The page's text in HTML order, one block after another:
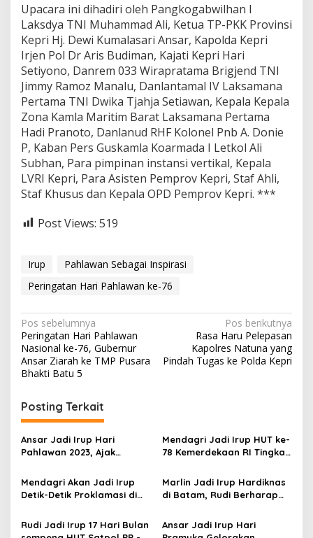
Upacara ini dihadiri oleh Pangkogabwilhan I
Laksdya TNI Muhammad Ali, Ketua TP-PKK Provinsi
Kepri Hj. Dewi Kumalasari Ansar, Kapolda Kepri
Irjen Pol Dr Aris Budiman, Kajati Kepri Hari
Setiyono, Danrem 033 Wirapratama Brigjend TNI
Jimmy Ramoz Manalu, Danlantamal IV Laksamana
Pertama TNI Dwika Tjahja Setiawan, Kepala Kepala
Zona Kamla Maritim Barat Laksamana Pertama
Hadi Pranoto, Danlanud RHF Kolonel Pnb A. Donie
P, Kaban Pers Guskamla Koarmada I Letkol Ali
Subhan, Para pimpinan instansi vertikal, Kepala
LVRI Kepri, Para Asisten Pemprov Kepri, Staf Ahli,
Staf Khusus dan Kepala OPD Pemprov Kepri. ***
Post Views: 519
Irup
Pahlawan Sebagai Inspirasi
Peringatan Hari Pahlawan ke-76
N
a
v
g
a
s
p
o
s
Pos sebelumnya
Peringatan Hari Pahlawan
Nasional ke-76, Gubernur
Ansar Ziarah ke TMP Pusara
Bhakti Batu 5
Pos berikutnya
Rasa Haru Pelepasan
Kapolres Natuna yang
Pindah Tugas ke Polda Kepri
Posting Terkait
Ansar Jadi Irup Hari
Pahlawan 2023, Ajak
Berantas Kebodohan
Mendagri Jadi Irup HUT ke-
78 Kemerdekaan RI Tingkat
Mendagri Akan Jadi Irup
Detik-Detik Proklamasi di
Marlin Jadi Irup Hardiknas
di Batam, Rudi Berharap
Rudi Jadi Irup 17 Hari Bulan
Ansar Jadi Irup Hari